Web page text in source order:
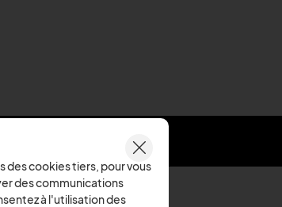
des cookies tiers, pour vous
des communications
à l'utilisation des